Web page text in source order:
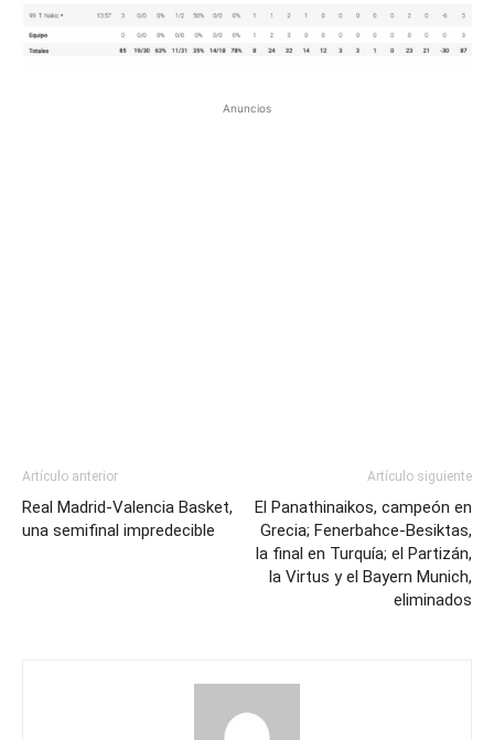
Anuncios
Artículo anterior
Real Madrid-Valencia Basket,
una semifinal impredecible
Artículo siguiente
El Panathinaikos, campeón en
Grecia; Fenerbahce-Besiktas,
la final en Turquía; el Partizán,
la Virtus y el Bayern Munich,
eliminados